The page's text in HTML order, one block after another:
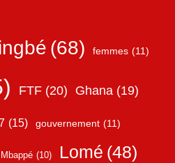
(68) femmes (11)
FTF (20) Ghana (19)
(15) gouvernement (11)
(10) Lomé (48)